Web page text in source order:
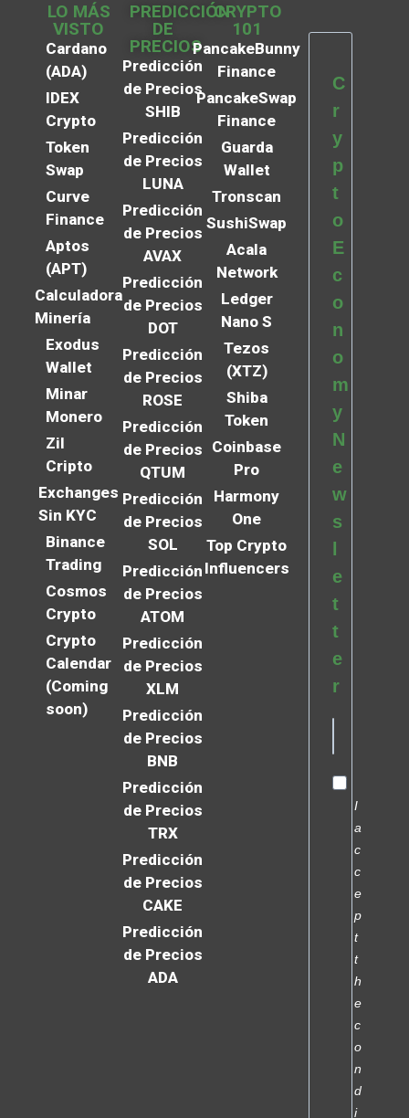
LO MÁS
VISTO
Cardano
(ADA)
IDEX
Crypto
Token
Swap
Curve
Finance
Aptos
(APT)
Calculadora
Minería
Exodus
Wallet
Minar
Monero
Zil
Cripto
Exchanges
Sin KYC
Binance
Trading
Cosmos
Crypto
Crypto
Calendar
(Coming
soon)
PREDICCIÓN
DE
PRECIOS
Predicción
de Precios
SHIB
Predicción
de Precios
LUNA
Predicción
de Precios
AVAX
Predicción
de Precios
DOT
Predicción
de Precios
ROSE
Predicción
de Precios
QTUM
Predicción
de Precios
SOL
Predicción
de Precios
ATOM
Predicción
de Precios
XLM
Predicción
de Precios
BNB
Predicción
de Precios
TRX
Predicción
de Precios
CAKE
Predicción
de Precios
ADA
CRYPTO
101
PancakeBunny
Finance
PancakeSwap
Finance
Guarda
Wallet
Tronscan
SushiSwap
Acala
Network
Ledger
Nano S
Tezos
(XTZ)
Shiba
Token
Coinbase
Pro
Harmony
One
Top Crypto
Influencers
C
r
y
p
t
o
E
c
o
n
o
m
y
N
e
w
s
e
t
t
e
r
I
a
c
c
e
p
t
t
h
e
c
o
n
d
i